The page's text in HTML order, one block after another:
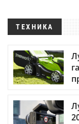
ТЕХНИКА